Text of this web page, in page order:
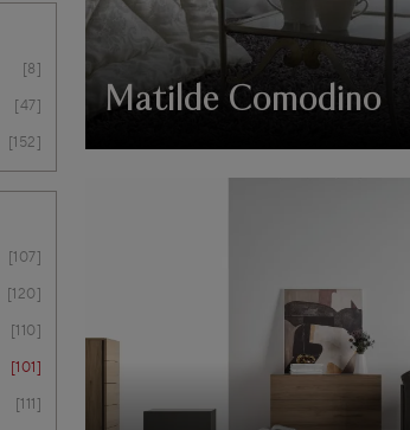
8
47
152
107
120
110
101
111
Matilde Comodino